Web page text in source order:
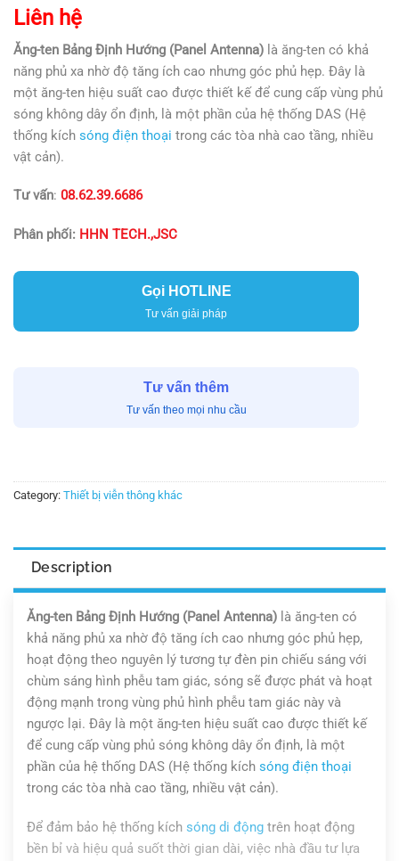
Liên hệ
Ăng-ten Bảng Định Hướng (Panel Antenna) là ăng-ten có khả
năng phủ xa nhờ độ tăng ích cao nhưng góc phủ hẹp. Đây là
một ăng-ten hiệu suất cao được thiết kế để cung cấp vùng phủ
sóng không dây ổn định, là một phần của hệ thống DAS (Hệ
thống kích sóng điện thoại trong các tòa nhà cao tầng, nhiều
vật cản).
Tư vấn: 08.62.39.6686
Phân phối: HHN TECH.,JSC
Gọi HOTLINE
Tư vấn giải pháp
Tư vấn thêm
Tư vấn theo mọi nhu cầu
Category: Thiết bị viễn thông khác
Description
Ăng-ten Bảng Định Hướng (Panel Antenna) là ăng-ten có
khả năng phủ xa nhờ độ tăng ích cao nhưng góc phủ hẹp,
hoạt động theo nguyên lý tương tự đèn pin chiếu sáng với
chùm sáng hình phễu tam giác, sóng sẽ được phát và hoạt
động mạnh trong vùng phủ hình phễu tam giác này và
ngược lại. Đây là một ăng-ten hiệu suất cao được thiết kế
để cung cấp vùng phủ sóng không dây ổn định, là một
phần của hệ thống DAS (Hệ thống kích sóng điện thoại
trong các tòa nhà cao tầng, nhiều vật cản).
Để đảm bảo hệ thống kích sóng di động trên hoạt động
bền bỉ và hiệu quả suốt thời gian dài, việc nhà đầu tư lựa